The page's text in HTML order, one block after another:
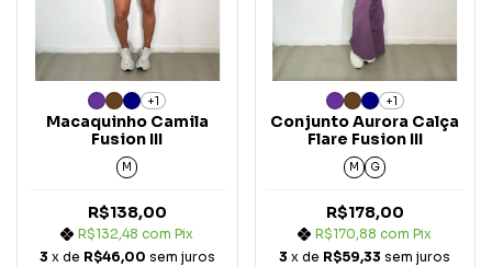
+1
Macaquinho Camila
Fusion III
M
R$138,00
R$132,48com Pix
3 x de R$46,00 sem juros
+1
Conjunto Aurora Calça
Flare Fusion III
M G
R$178,00
R$170,88com Pix
3 x de R$59,33 sem juros